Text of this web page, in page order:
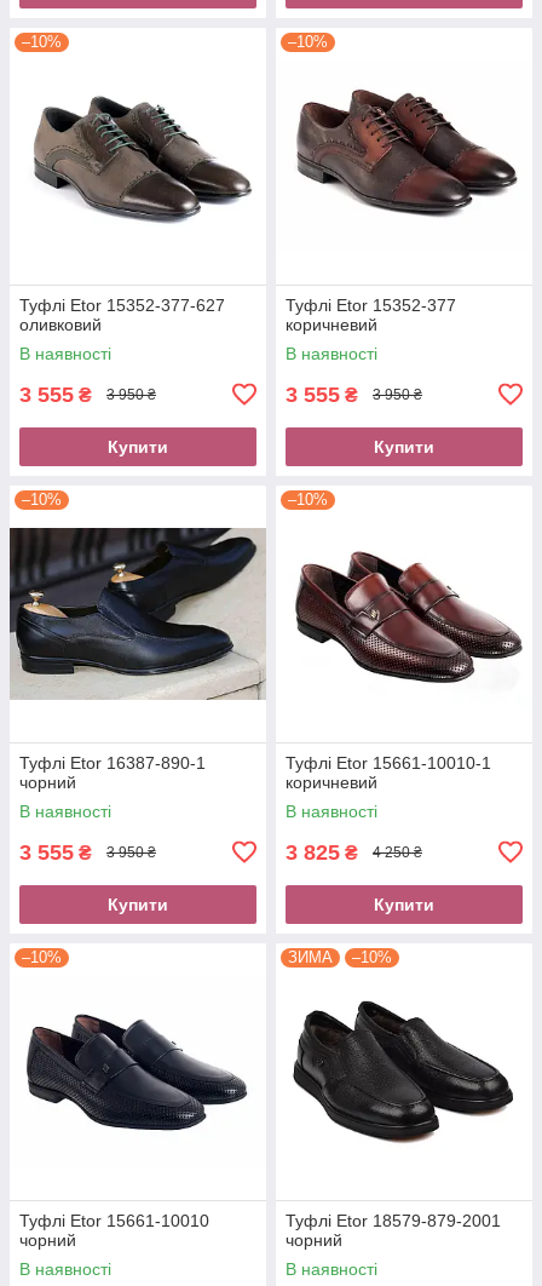
–10%
Туфлі Etor 15352-377-627
оливковий
В наявності
3 555 ₴ 3 950 ₴
Купити
–10%
Туфлі Etor 15352-377
коричневий
В наявності
3 555 ₴ 3 950 ₴
Купити
–10%
Туфлі Etor 16387-890-1
чорний
В наявності
3 555 ₴ 3 950 ₴
Купити
–10%
Туфлі Etor 15661-10010-1
коричневий
В наявності
3 825 ₴ 4 250 ₴
Купити
–10%
Туфлі Etor 15661-10010
чорний
В наявності
ЗИМА –10%
Туфлі Etor 18579-879-2001
чорний
В наявності